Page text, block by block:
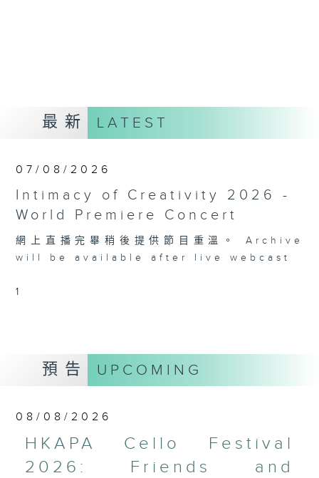
最新 LATEST
07/08/2026
Intimacy of Creativity 2026 -
World Premiere Concert
網上直播完畢稍後提供節目重溫。 Archive
will be available after live webcast
1
預告 UPCOMING
08/08/2026
HKAPA Cello Festival
2026: Friends and